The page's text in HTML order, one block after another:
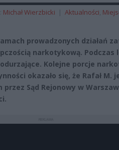
Michał Wierzbicki | Aktualności
prowadzonych działań
narkotykową.
Kolejne porcje
okazało się, że Rafał M.
Sąd Rejonowy w